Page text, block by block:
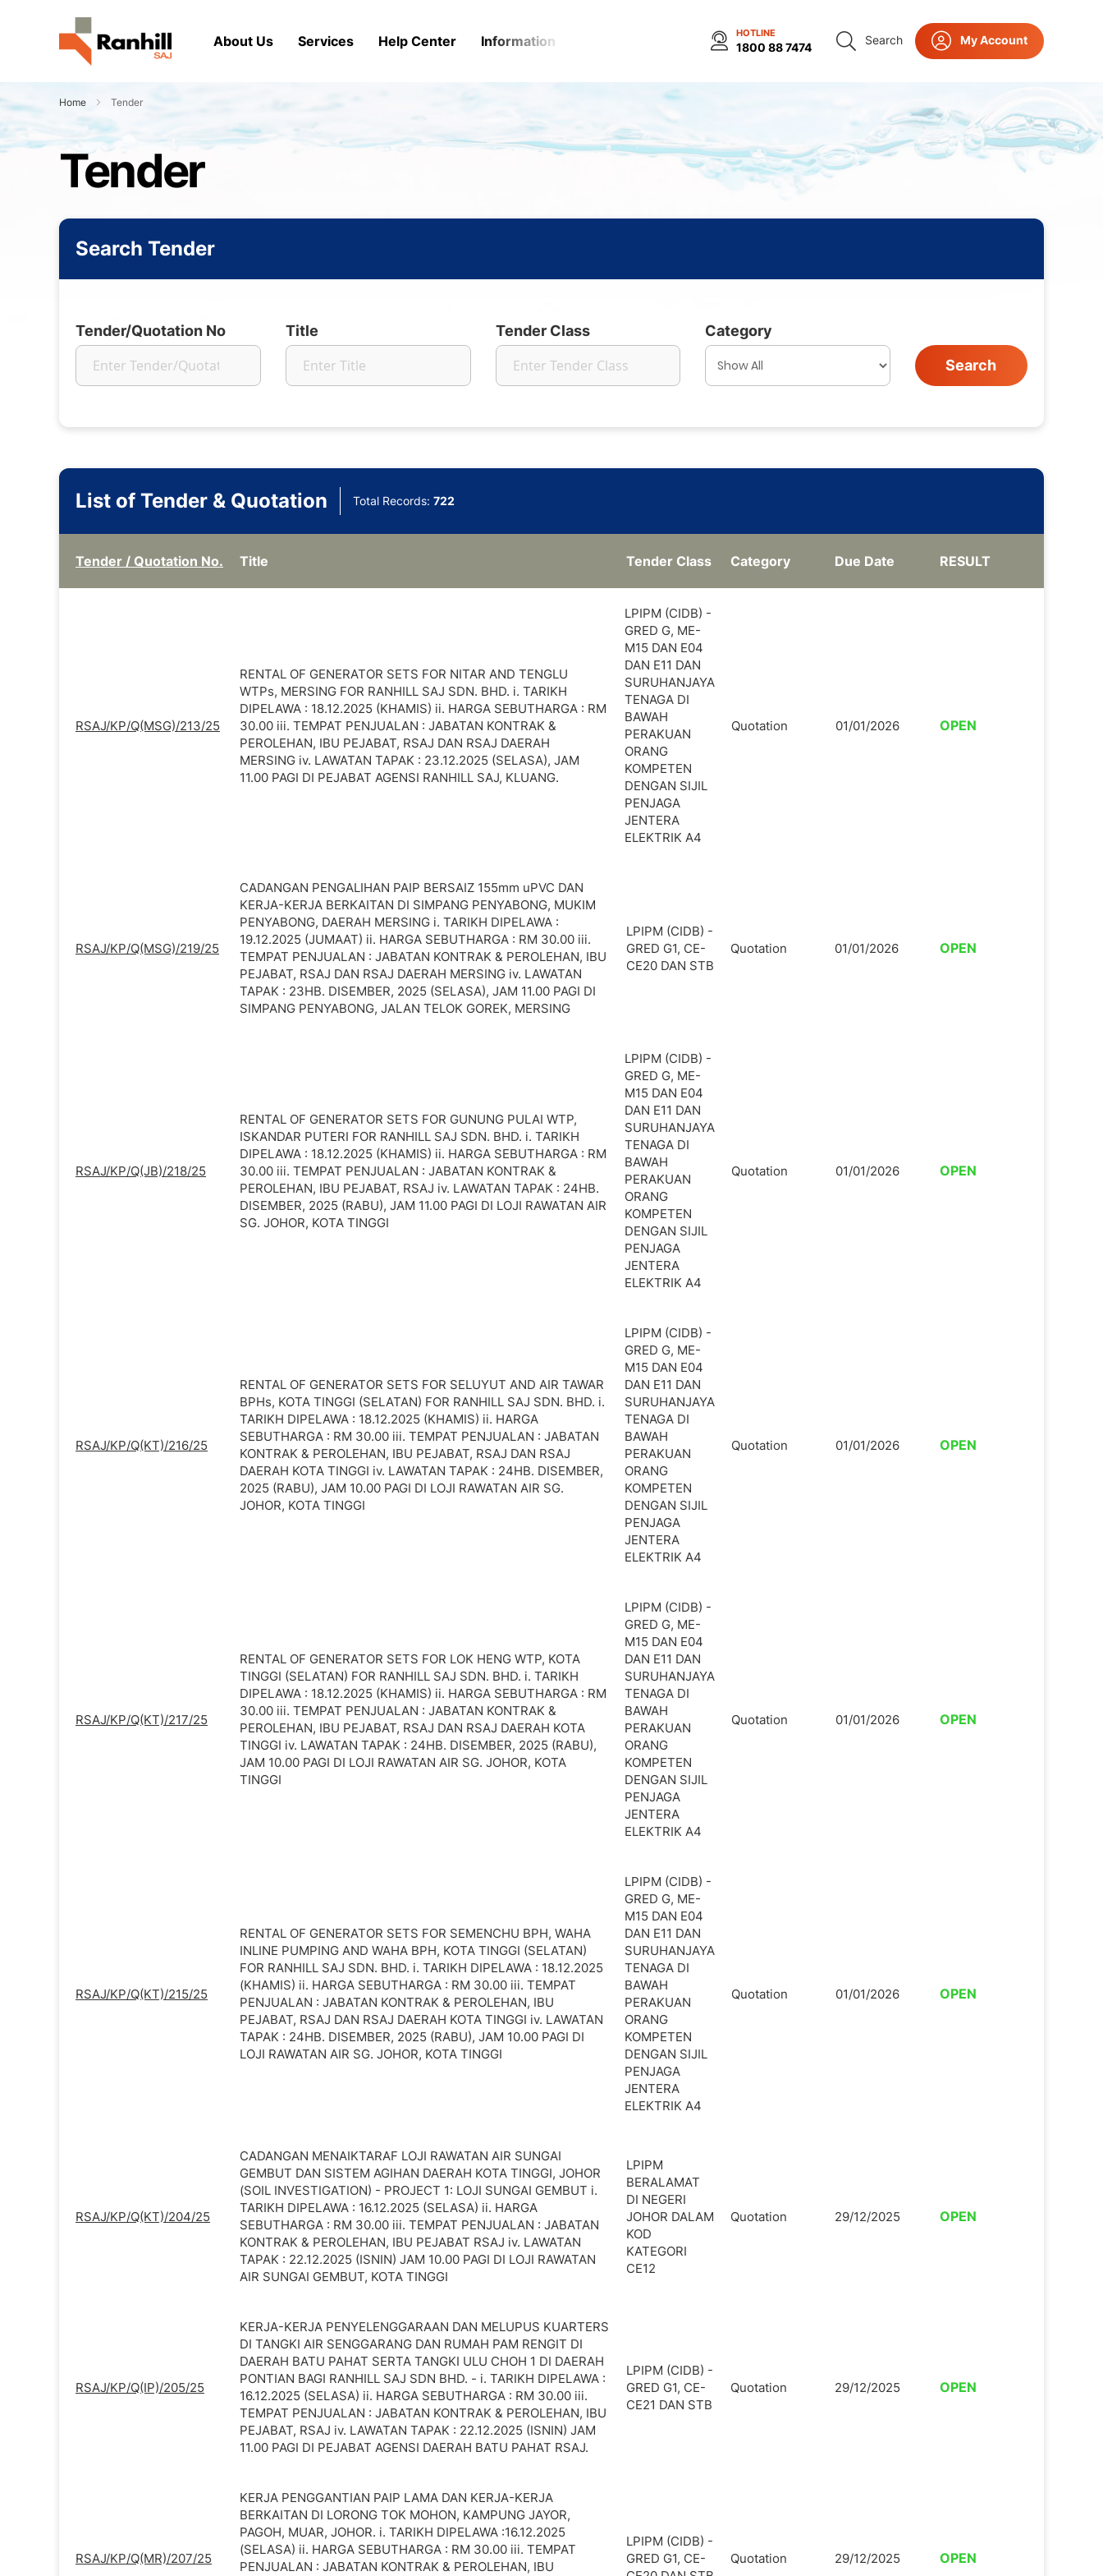
About Us Services Help Center Information Contact Us
HOTLINE
1800 88 7474
Search My Account
Home Tender
Tender
Search Tender
Tender/Quotation No Title Tender Class
Category
Search
List of Tender & Quotation Total Records: 722
Tender / Quotation No. Title Tender Class Category Due Date RESULT
RSAJ/KP/Q(MSG)/213/25
RENTAL OF GENERATOR SETS FOR NITAR AND TENGLU
WTPs, MERSING FOR RANHILL SAJ SDN. BHD. i. TARIKH
DIPELAWA : 18.12.2025 (KHAMIS) ii. HARGA SEBUTHARGA : RM
30.00 iii. TEMPAT PENJUALAN : JABATAN KONTRAK &
PEROLEHAN, IBU PEJABAT, RSAJ DAN RSAJ DAERAH
MERSING iv. LAWATAN TAPAK : 23.12.2025 (SELASA), JAM
11.00 PAGI DI PEJABAT AGENSI RANHILL SAJ, KLUANG.
LPIPM (CIDB) -
GRED G, ME-
M15 DAN E04
DAN E11 DAN
SURUHANJAYA
TENAGA DI
BAWAH
PERAKUAN
ORANG
KOMPETEN
DENGAN SIJIL
PENJAGA
JENTERA
ELEKTRIK A4
Quotation 01/01/2026 OPEN
RSAJ/KP/Q(MSG)/219/25
CADANGAN PENGALIHAN PAIP BERSAIZ 155mm uPVC DAN
KERJA-KERJA BERKAITAN DI SIMPANG PENYABONG, MUKIM
PENYABONG, DAERAH MERSING i. TARIKH DIPELAWA :
19.12.2025 (JUMAAT) ii. HARGA SEBUTHARGA : RM 30.00 iii.
TEMPAT PENJUALAN : JABATAN KONTRAK & PEROLEHAN, IBU
PEJABAT, RSAJ DAN RSAJ DAERAH MERSING iv. LAWATAN
TAPAK : 23HB. DISEMBER, 2025 (SELASA), JAM 11.00 PAGI DI
SIMPANG PENYABONG, JALAN TELOK GOREK, MERSING
LPIPM (CIDB) -
GRED G1, CE-
CE20 DAN STB
Quotation 01/01/2026 OPEN
RSAJ/KP/Q(JB)/218/25
RENTAL OF GENERATOR SETS FOR GUNUNG PULAI WTP,
ISKANDAR PUTERI FOR RANHILL SAJ SDN. BHD. i. TARIKH
DIPELAWA : 18.12.2025 (KHAMIS) ii. HARGA SEBUTHARGA : RM
30.00 iii. TEMPAT PENJUALAN : JABATAN KONTRAK &
PEROLEHAN, IBU PEJABAT, RSAJ iv. LAWATAN TAPAK : 24HB.
DISEMBER, 2025 (RABU), JAM 11.00 PAGI DI LOJI RAWATAN AIR
SG. JOHOR, KOTA TINGGI
LPIPM (CIDB) -
GRED G, ME-
M15 DAN E04
DAN E11 DAN
SURUHANJAYA
TENAGA DI
BAWAH
PERAKUAN
ORANG
KOMPETEN
DENGAN SIJIL
PENJAGA
JENTERA
ELEKTRIK A4
Quotation 01/01/2026 OPEN
RSAJ/KP/Q(KT)/216/25
RENTAL OF GENERATOR SETS FOR SELUYUT AND AIR TAWAR
BPHs, KOTA TINGGI (SELATAN) FOR RANHILL SAJ SDN. BHD. i.
TARIKH DIPELAWA : 18.12.2025 (KHAMIS) ii. HARGA
SEBUTHARGA : RM 30.00 iii. TEMPAT PENJUALAN : JABATAN
KONTRAK & PEROLEHAN, IBU PEJABAT, RSAJ DAN RSAJ
DAERAH KOTA TINGGI iv. LAWATAN TAPAK : 24HB. DISEMBER,
2025 (RABU), JAM 10.00 PAGI DI LOJI RAWATAN AIR SG.
JOHOR, KOTA TINGGI
LPIPM (CIDB) -
GRED G, ME-
M15 DAN E04
DAN E11 DAN
SURUHANJAYA
TENAGA DI
BAWAH
PERAKUAN
ORANG
KOMPETEN
DENGAN SIJIL
PENJAGA
JENTERA
ELEKTRIK A4
Quotation 01/01/2026 OPEN
RSAJ/KP/Q(KT)/217/25
RENTAL OF GENERATOR SETS FOR LOK HENG WTP, KOTA
TINGGI (SELATAN) FOR RANHILL SAJ SDN. BHD. i. TARIKH
DIPELAWA : 18.12.2025 (KHAMIS) ii. HARGA SEBUTHARGA : RM
30.00 iii. TEMPAT PENJUALAN : JABATAN KONTRAK &
PEROLEHAN, IBU PEJABAT, RSAJ DAN RSAJ DAERAH KOTA
TINGGI iv. LAWATAN TAPAK : 24HB. DISEMBER, 2025 (RABU),
JAM 10.00 PAGI DI LOJI RAWATAN AIR SG. JOHOR, KOTA
TINGGI
LPIPM (CIDB) -
GRED G, ME-
M15 DAN E04
DAN E11 DAN
SURUHANJAYA
TENAGA DI
BAWAH
PERAKUAN
ORANG
KOMPETEN
DENGAN SIJIL
PENJAGA
JENTERA
ELEKTRIK A4
Quotation 01/01/2026 OPEN
RSAJ/KP/Q(KT)/215/25
RENTAL OF GENERATOR SETS FOR SEMENCHU BPH, WAHA
INLINE PUMPING AND WAHA BPH, KOTA TINGGI (SELATAN)
FOR RANHILL SAJ SDN. BHD. i. TARIKH DIPELAWA : 18.12.2025
(KHAMIS) ii. HARGA SEBUTHARGA : RM 30.00 iii. TEMPAT
PENJUALAN : JABATAN KONTRAK & PEROLEHAN, IBU
PEJABAT, RSAJ DAN RSAJ DAERAH KOTA TINGGI iv. LAWATAN
TAPAK : 24HB. DISEMBER, 2025 (RABU), JAM 10.00 PAGI DI
LOJI RAWATAN AIR SG. JOHOR, KOTA TINGGI
LPIPM (CIDB) -
GRED G, ME-
M15 DAN E04
DAN E11 DAN
SURUHANJAYA
TENAGA DI
BAWAH
PERAKUAN
ORANG
KOMPETEN
DENGAN SIJIL
PENJAGA
JENTERA
ELEKTRIK A4
Quotation 01/01/2026 OPEN
RSAJ/KP/Q(KT)/204/25
CADANGAN MENAIKTARAF LOJI RAWATAN AIR SUNGAI
GEMBUT DAN SISTEM AGIHAN DAERAH KOTA TINGGI, JOHOR
(SOIL INVESTIGATION) - PROJECT 1: LOJI SUNGAI GEMBUT i.
TARIKH DIPELAWA : 16.12.2025 (SELASA) ii. HARGA
SEBUTHARGA : RM 30.00 iii. TEMPAT PENJUALAN : JABATAN
KONTRAK & PEROLEHAN, IBU PEJABAT RSAJ iv. LAWATAN
TAPAK : 22.12.2025 (ISNIN) JAM 10.00 PAGI DI LOJI RAWATAN
AIR SUNGAI GEMBUT, KOTA TINGGI
LPIPM
BERALAMAT
DI NEGERI
JOHOR DALAM
KOD
KATEGORI
CE12
Quotation 29/12/2025 OPEN
RSAJ/KP/Q(IP)/205/25
KERJA-KERJA PENYELENGGARAAN DAN MELUPUS KUARTERS
DI TANGKI AIR SENGGARANG DAN RUMAH PAM RENGIT DI
DAERAH BATU PAHAT SERTA TANGKI ULU CHOH 1 DI DAERAH
PONTIAN BAGI RANHILL SAJ SDN BHD. - i. TARIKH DIPELAWA :
16.12.2025 (SELASA) ii. HARGA SEBUTHARGA : RM 30.00 iii.
TEMPAT PENJUALAN : JABATAN KONTRAK & PEROLEHAN, IBU
PEJABAT, RSAJ iv. LAWATAN TAPAK : 22.12.2025 (ISNIN) JAM
11.00 PAGI DI PEJABAT AGENSI DAERAH BATU PAHAT RSAJ.
LPIPM (CIDB) -
GRED G1, CE-
CE21 DAN STB
Quotation 29/12/2025 OPEN
RSAJ/KP/Q(MR)/207/25
KERJA PENGGANTIAN PAIP LAMA DAN KERJA-KERJA
BERKAITAN DI LORONG TOK MOHON, KAMPUNG JAYOR,
PAGOH, MUAR, JOHOR. i. TARIKH DIPELAWA :16.12.2025
(SELASA) ii. HARGA SEBUTHARGA : RM 30.00 iii. TEMPAT
PENJUALAN : JABATAN KONTRAK & PEROLEHAN, IBU
LPIPM (CIDB) -
GRED G1, CE-
Quotation 29/12/2025 OPEN